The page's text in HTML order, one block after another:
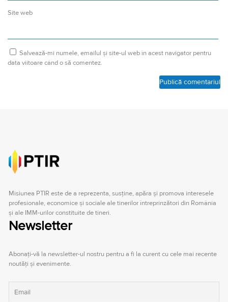
Site web
Salvează-mi numele, emailul și site-ul web în acest navigator pentru
data viitoare când o să comentez.
Misiunea PTIR este de a reprezenta, susţine, apăra şi promova interesele
profesionale, economice şi sociale ale tinerilor întreprinzători din România
şi ale IMM-urilor constituite de tineri.
Newsletter
Abonați-vă la newsletter-ul nostru pentru a fi la curent cu cele mai recente
noutăți și evenimente.